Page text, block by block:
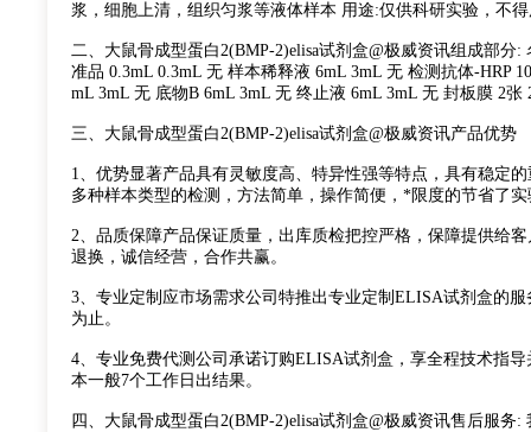
浆，细胞上清，组织匀浆等液体样本 用途:仅供科研实验，不
二、大鼠骨成型蛋白2(BMP-2)elisa试剂盒@极威资讯组成部
准品 0.3mL 0.3mL 无 样本稀释液 6mL 3mL 无 检测抗体-HRP
mL 3mL 无 底物B 6mL 3mL 无 终止液 6mL 3mL 无 封板膜 2
三、大鼠骨成型蛋白2(BMP-2)elisa试剂盒@极威资讯产品优势
1、优势显著产品具有灵敏度高、特异性强等特点，具有稳定
多种样本类型的检测，方法简单，操作简便，*限度的节省了
2、品质保障产品保证质量，出库质检把控严格，保障提供给
退换，诚信经营，合作共赢。
3、专业定制应市场需求公司特推出专业定制ELISA试剂盒的
为止。
4、专业免费代测公司承诺订购ELISA试剂盒，享全程技术指
本一般7个工作日出结果。
四、大鼠骨成型蛋白2(BMP-2)elisa试剂盒@极威资讯售后服